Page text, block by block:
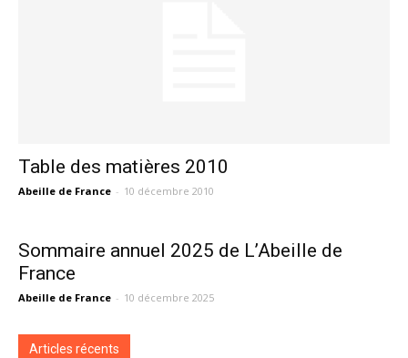
Table des matières 2010
Abeille de France - 10 décembre 2010
Sommaire annuel 2025 de L’Abeille de
France
Abeille de France - 10 décembre 2025
Articles récents